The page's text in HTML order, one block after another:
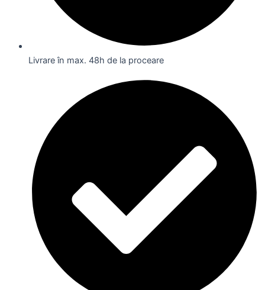
Livrare în max. 48h de la proceare